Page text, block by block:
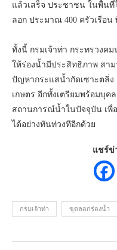
แล้วเสร็จ ประชาชน ในพื้น
ลอก ประมาณ 400 ครัวเรือน
ทั้งนี้ กรมเจ้าท่า กระทรวงค
ให้ร่องน้ำมีประสิทธิภาพ สา
ปัญหากระแสน้ำกัดเซาะตลิ่
เกษตร อีกทั้งเตรียมพร้อมบุค
สถานการณ์น้ำในปัจจุบัน เพื่
ได้อย่างทันท่วงทีอีกด้วย
แชร์ข่
กรมเจ้าท่า ขุดลอกร่องน้ำ